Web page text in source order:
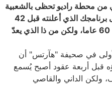
من محطة راديو تحظى بالشعبية
بعد خطاب نتنياهو. "فهو يوافق على برنامجك الذي أعلنته قبل 42
سنة!" (كان هذا، في الحقيقة، قبل 60 عاما، ولكن من ذا الذي يعدّ
في صحيفة "هآرتس" أن
قبل أربعة عقود أصبح يُسمع
ولكن الداني والقاصي